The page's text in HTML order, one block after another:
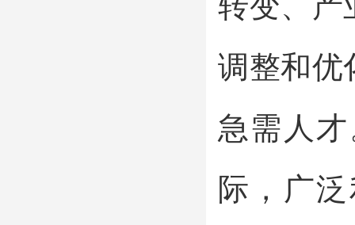
调整和优
急需人
际，广